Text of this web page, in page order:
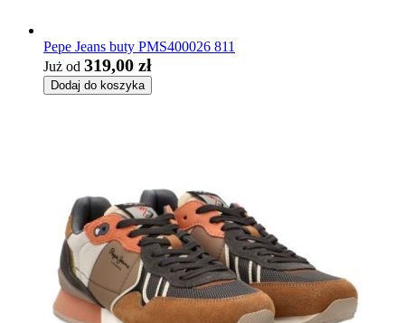
Pepe Jeans buty PMS400026 811
Już od 319,00 zł
Dodaj do koszyka